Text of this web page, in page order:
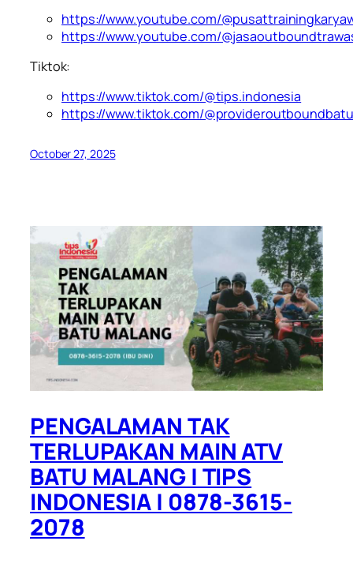
https://www.youtube.com/
https://www.youtube.com/
Tiktok:
https://www.tiktok.com/@tips.indonesia
https://www.tiktok.com/@provideroutboundbatu
October 27, 2025
PENGALAMAN TAK
TERLUPAKAN MAIN ATV
BATU MALANG | TIPS
INDONESIA | 0878-3615-
2078